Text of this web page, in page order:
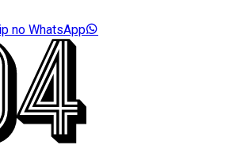
no WhatsApp